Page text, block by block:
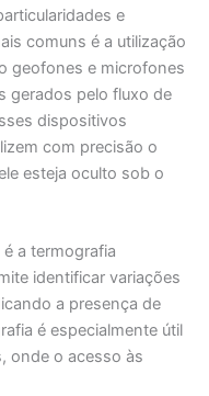
e
comuns é a utilização
geofones e microfones
gerados pelo fluxo de
dispositivos
com precisão o
esteja oculto sob o
a termografia
identificar variações
a presença de
é especialmente útil
onde o acesso às